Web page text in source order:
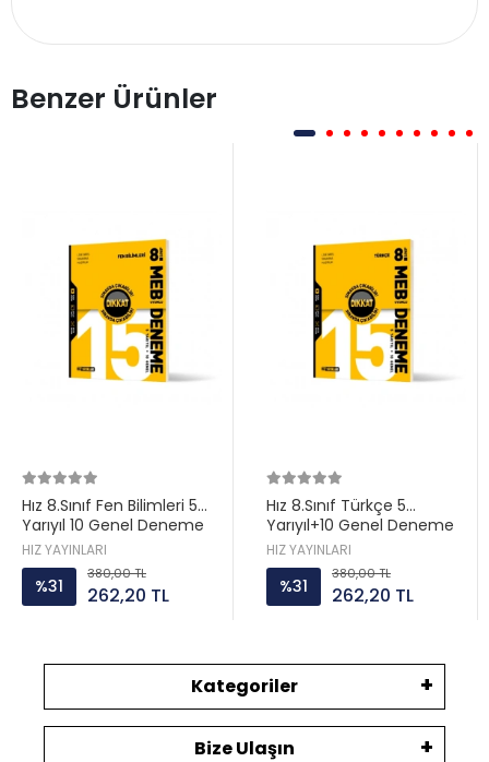
Benzer Ürünler
Hız 8.Sınıf Fen Bilimleri 5
Yarıyıl 10 Genel Deneme
HIZ YAYINLARI
%31
380,00 TL
262,20 TL
Hız 8.Sınıf Türkçe 5
Yarıyıl+10 Genel Deneme
Meb Uyumlu
HIZ YAYINLARI
%31
380,00 TL
262,20 TL
Kategoriler
Bize Ulaşın